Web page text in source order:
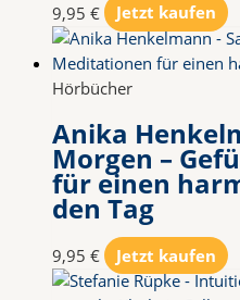
9,95 € Jetzt kaufen
Hörbücher
Anika
Morgen –
für einen
den Tag
9,95 € Jetzt kaufen